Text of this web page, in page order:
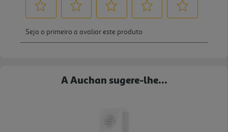
A Auchan sugere-lhe...